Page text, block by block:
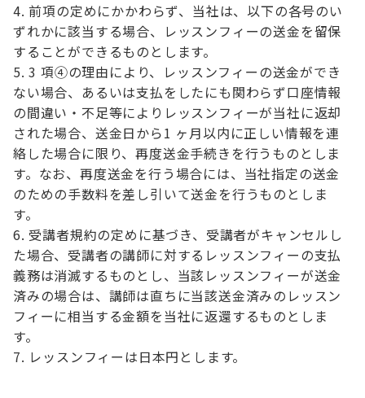
前項の定めにかかわらず、当社は、以下の各号のい
ずれかに該当する場合、レッスンフィーの送金を留保
することができるものとします。
3 項④の理由により、レッスンフィーの送金ができ
ない場合、あるいは支払をしたにも関わらず口座情報
の間違い・不足等によりレッスンフィーが当社に返却
された場合、送金日から1 ヶ月以内に正しい情報を連
絡した場合に限り、再度送金手続きを行うものとしま
す。なお、再度送金を行う場合には、当社指定の送金
のための手数料を差し引いて送金を行うものとしま
す。
受講者規約の定めに基づき、受講者がキャンセルし
た場合、受講者の講師に対するレッスンフィーの支払
義務は消滅するものとし、当該レッスンフィーが送金
済みの場合は、講師は直ちに当該送金済みのレッスン
フィーに相当する金額を当社に返還するものとしま
す。
レッスンフィーは日本円とします。